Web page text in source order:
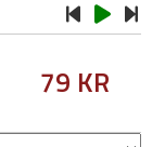
79 KR